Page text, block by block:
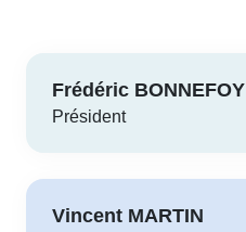
Frédéric BONNEFOY
Président
Vincent MARTIN